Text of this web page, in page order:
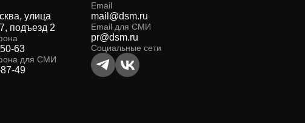
улица
подъезд 2
63
для СМИ
49
Email
mail@dsm.ru
Email для СМИ
pr@dsm.ru
Социальные сети